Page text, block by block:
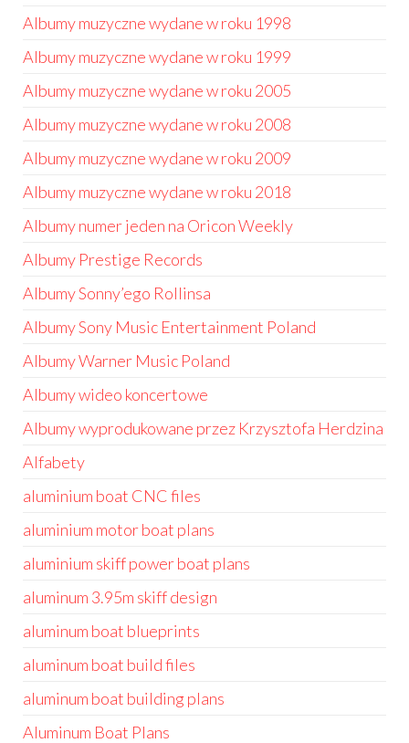
Albumy muzyczne wydane w roku 1998
Albumy muzyczne wydane w roku 1999
Albumy muzyczne wydane w roku 2005
Albumy muzyczne wydane w roku 2008
Albumy muzyczne wydane w roku 2009
Albumy muzyczne wydane w roku 2018
Albumy numer jeden na Oricon Weekly
Albumy Prestige Records
Albumy Sonny’ego Rollinsa
Albumy Sony Music Entertainment Poland
Albumy Warner Music Poland
Albumy wideo koncertowe
Albumy wyprodukowane przez Krzysztofa Herdzina
Alfabety
aluminium boat CNC files
aluminium motor boat plans
aluminium skiff power boat plans
aluminum 3.95m skiff design
aluminum boat blueprints
aluminum boat build files
aluminum boat building plans
Aluminum Boat Plans